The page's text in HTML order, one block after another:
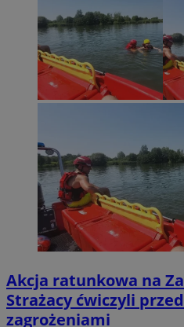
Akcja ratunkowa na
Strażacy ćwiczyli
zagrożeniami